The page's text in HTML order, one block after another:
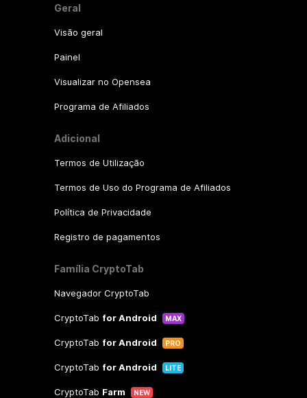
Geral
Visão geral
Painel
Visualizar no Opensea
Programa de Afiliados
Adicional
Termos de Utilização
Termos de Uso do Programa de Afiliados
Política de Privacidade
Registro de pagamentos
Família CryptoTab
Navegador CryptoTab
CryptoTab for Android MAX
CryptoTab for Android PRO
CryptoTab for Android LITE
CryptoTab Farm NEW